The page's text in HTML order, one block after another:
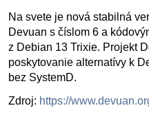
Na svete je nová stabilná
Devuan s číslom 6 a
z Debian 13 Trixie. Projekt
poskytovanie alternatívy k
bez SystemD.
Zdroj: https://